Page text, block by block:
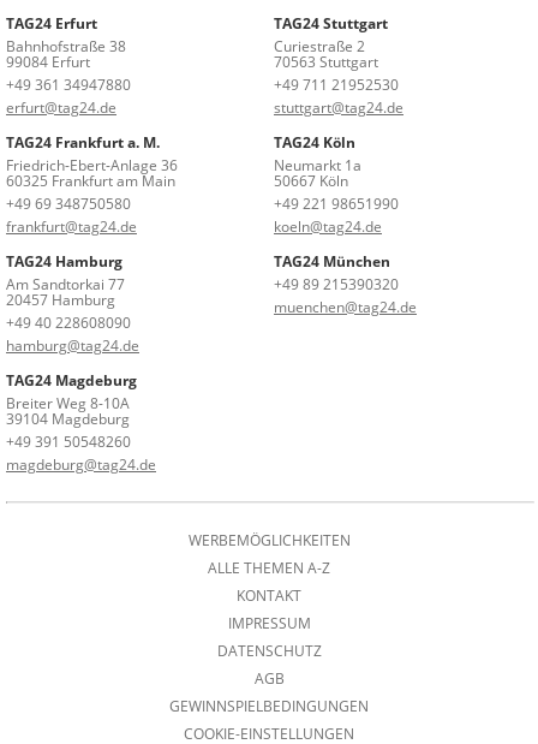
TAG24 Erfurt
Bahnhofstraße 38
99084 Erfurt
+49 361 34947880
erfurt@tag24.de
TAG24 Stuttgart
Curiestraße 2
70563 Stuttgart
+49 711 21952530
stuttgart@tag24.de
TAG24 Frankfurt a. M.
Friedrich-Ebert-Anlage 36
60325 Frankfurt am Main
+49 69 348750580
frankfurt@tag24.de
TAG24 Köln
Neumarkt 1a
50667 Köln
+49 221 98651990
koeln@tag24.de
TAG24 Hamburg
Am Sandtorkai 77
20457 Hamburg
+49 40 228608090
hamburg@tag24.de
TAG24 München
+49 89 215390320
muenchen@tag24.de
TAG24 Magdeburg
Breiter Weg 8-10A
39104 Magdeburg
+49 391 50548260
magdeburg@tag24.de
WERBEMÖGLICHKEITEN
ALLE THEMEN A-Z
KONTAKT
IMPRESSUM
DATENSCHUTZ
AGB
GEWINNSPIELBEDINGUNGEN
COOKIE-EINSTELLUNGEN